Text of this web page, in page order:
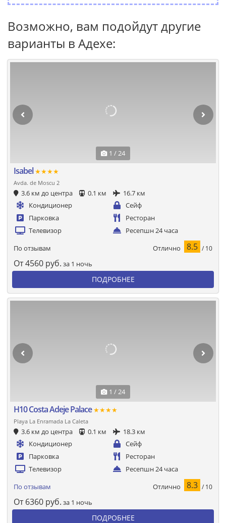
Возможно, вам подойдут другие
варианты в Адехе:
1 / 24
Isabel★★★★
Avda. de Moscu 2
3.6 км до центра 0.1 км
16.7 км
Кондиционер
Сейф
Парковка
Ресторан
Телевизор
Ресепшн 24 часа
По отзывам Отлично 8.5 / 10
От4560 руб. за 1 ночь
ПОДРОБНЕЕ
1 / 24
H10 Costa Adeje Palace★★★★
Playa La Enramada La Caleta
3.6 км до центра 0.1 км
18.3 км
Кондиционер
Сейф
Парковка
Ресторан
Телевизор
Ресепшн 24 часа
По отзывам Отлично 8.3 / 10
От 6360 руб. за 1 ночь
ПОДРОБНЕЕ